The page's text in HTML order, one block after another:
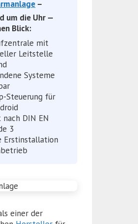
–
um die Uhr —
Blick:
mit
Leitstelle
Systeme
Steuerung für
DIN EN
3
Erstinstallation
einer der